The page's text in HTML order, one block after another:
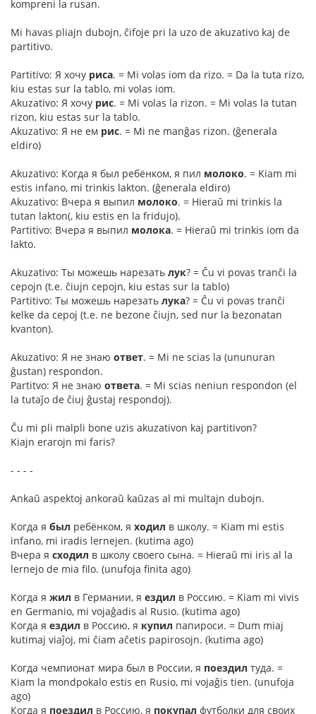
kompreni la rusan.
Mi havas pliajn dubojn, ĉifoje pri la uzo de akuzativo kaj de
partitivo.
Partitivo: Я хочу риса. = Mi volas iom da rizo. = Da la tuta rizo,
kiu estas sur la tablo, mi volas iom.
Akuzativo: Я хочу рис. = Mi volas la rizon. = Mi volas la tutan
rizon, kiu estas sur la tablo.
Akuzativo: Я не ем рис. = Mi ne manĝas rizon. (ĝenerala
eldiro)
Akuzativo: Когда я был ребёнком, я пил молоко. = Kiam mi
estis infano, mi trinkis lakton. (ĝenerala eldiro)
Akuzativo: Вчера я выпил молоко. = Hieraŭ mi trinkis la
tutan lakton(, kiu estis en la fridujo).
Partitivo: Вчера я выпил молока. = Hieraŭ mi trinkis iom da
lakto.
Akuzativo: Ты можешь нарезать лук? = Ĉu vi povas tranĉi la
cepojn (t.e. ĉiujn cepojn, kiu estas sur la tablo)
Partitivo: Ты можешь нарезать лука? = Ĉu vi povas tranĉi
kelke da cepoj (t.e. ne bezone ĉiujn, sed nur la bezonatan
kvanton).
Akuzativo: Я не знаю ответ. = Mi ne scias la (ununuran
ĝustan) respondon.
Partitvo: Я не знаю ответа. = Mi scias neniun respondon (el
la tutaĵo de ĉiuj ĝustaj respondoj).
Ĉu mi pli malpli bone uzis akuzativon kaj partitivon?
Kiajn erarojn mi faris?
- - - -
Ankaŭ aspektoj ankoraŭ kaŭzas al mi multajn dubojn.
Когда я был ребёнком, я ходил в школу. = Kiam mi estis
infano, mi iradis lernejen. (kutima ago)
Вчера я сходил в школу своего сына. = Hieraŭ mi iris al la
lernejo de mia filo. (unufoja finita ago)
Когда я жил в Германии, я ездил в Россию. = Kiam mi vivis
en Germanio, mi vojaĝadis al Rusio. (kutima ago)
Когда я ездил в Россию, я купил папироси. = Dum miaj
kutimaj viaĵoj, mi ĉiam aĉetis papirosojn. (kutima ago)
Когда чемпионат мира был в России, я поездил туда. =
Kiam la mondpokalo estis en Rusio, mi vojaĝis tien. (unufoja
ago)
Когда я поездил в Россию, я покупал футболки для своих